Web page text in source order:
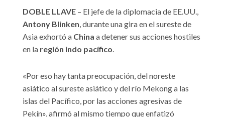
DOBLE LLAVE – El jefe de la diplomacia de EE.UU.,
Antony Blinken, durante una gira en el sureste de
Asia exhortó a China a detener sus acciones hostiles
en la región indo pacífico.
«Por eso hay tanta preocupación, del noreste
asiático al sureste asiático y del río Mekong a las
islas del Pacífico, por las acciones agresivas de
Pekín», afirmó al mismo tiempo que enfatizó